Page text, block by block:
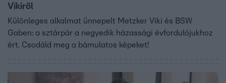
Vikiről
Különleges alkalmat ünnepelt Metzker Viki és BSW
Gaben: a sztárpár a negyedik házassági évfordulójukhoz
ért. Csodáld meg a bámulatos képeket!